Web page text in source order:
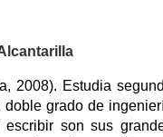
2008). Estudia
grado de
son sus